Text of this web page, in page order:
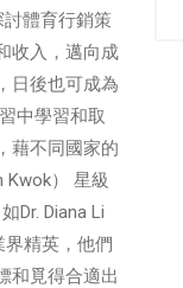
體育行銷策
收入，邁向成
日後也可成為
中學習和取
藉不同國家的
） 星級
Dr. Diana Li
界精英，他們
和覓得合適出